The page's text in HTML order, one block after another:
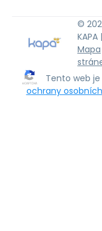
©
KAPA |
Mapa
Tento web
ochrany